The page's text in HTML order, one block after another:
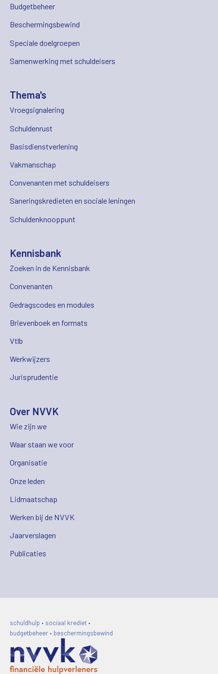
Budgetbeheer
Beschermingsbewind
Speciale doelgroepen
Samenwerking met schuldeisers
Thema's
Vroegsignalering
Schuldenrust
Basisdienstverlening
Vakmanschap
Convenanten met schuldeisers
Saneringskredieten en sociale leningen
Schuldenknooppunt
Kennisbank
Zoeken in de Kennisbank
Convenanten
Gedragscodes en modules
Brievenboek en formats
Vtlb
Werkwijzers
Jurisprudentie
Over NVVK
Wie zijn we
Waar staan we voor
Organisatie
Onze leden
Lidmaatschap
Werken bij de NVVK
Jaarverslagen
Publicaties
schuldhulp • sociaal krediet •
budgetbeheer • beschermingsbewind